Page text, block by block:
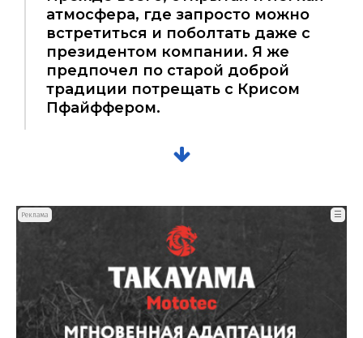
атмосфера, где запросто можно
встретиться и поболтать даже с
президентом компании. Я же
предпочел по старой доброй
традиции потрещать с Крисом
Пфайффером.
Реклама ☰